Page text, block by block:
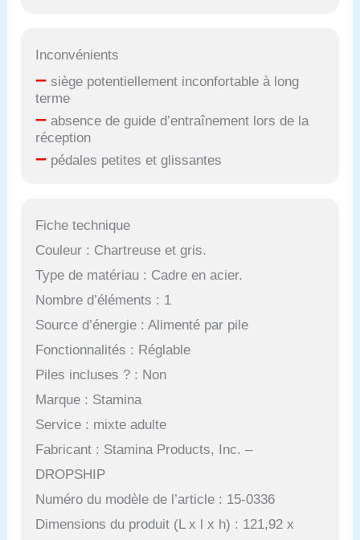
Inconvénients
– siège potentiellement inconfortable à long
terme
– absence de guide d’entraînement lors de la
réception
– pédales petites et glissantes
Fiche technique
Couleur : Chartreuse et gris.
Type de matériau : Cadre en acier.
Nombre d’éléments : 1
Source d’énergie : Alimenté par pile
Fonctionnalités : Réglable
Piles incluses ? : Non
Marque : Stamina
Service : mixte adulte
Fabricant : Stamina Products, Inc. –
DROPSHIP
Numéro du modèle de l’article : 15-0336
Dimensions du produit (L x l x h) : 121,92 x